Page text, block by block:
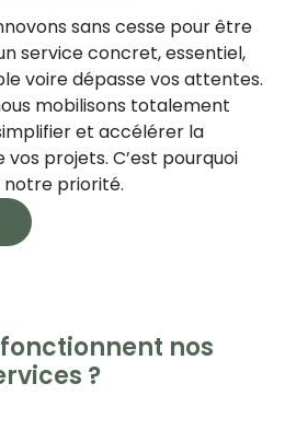
sans cesse pour être
service concret, essentiel,
voire dépasse vos attentes.
mobilisons totalement
et accélérer la
projets. C’est pourquoi
priorité.
nos
?